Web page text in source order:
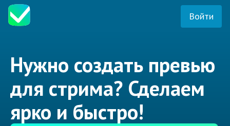
Войти
Нужно создать превью
для стрима? Сделаем
ярко и быстро!